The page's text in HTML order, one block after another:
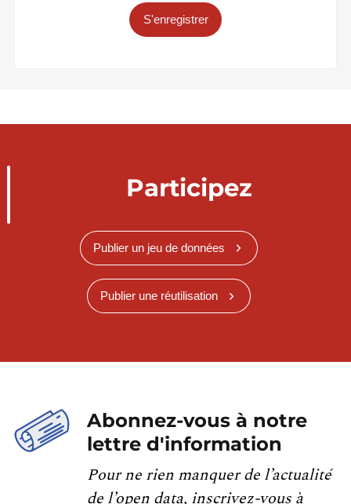
S'enregistrer
Participez
Publier un jeu de données
Publier une réutilisation
Abonnez-vous à notre
lettre d'information
Pour ne rien manquer de l’actualité
de l’open data, inscrivez-vous à